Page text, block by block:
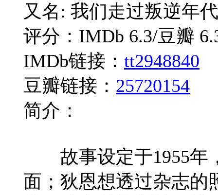
又名: 我们走过叛逆年代
评分：IMDb 6.3/豆瓣
IMDb链接： tt2948840
豆瓣链接： 25720154
简介：
故事设定于1955年，
面；狄恩想透过杂志的